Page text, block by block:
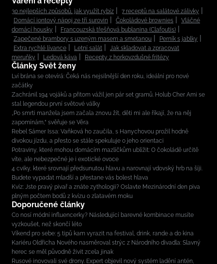
30 nejlepších způsobů, jak využít rybíz
7 receptů na salátové zálivky
Domácí iontový nápoj ze tří surovin
Čokoládové brownies
Vláčné
domácí housky
Francouzská třešňová bublanina (Clafoutis)
Zapečené brambory s uzeným masem a smetanou
Perník s jablky
Extra rychlé lívance
Letní salát
Jak skladovat a zpracovat
meruňky
Ledová káva Recepty z horkovzdušné fritézy
Články Svět ženy
Lví brána se otevírá: Čeká nás nejsilnější den roku, ideální pro nové
začátky
Zachránil 194 vojáků a přitom vážil jen pár set gramů. Holub Cher Ami se
stal legendou první světové války
„Po smrti manžela jsem začala znovu žít, děti mi ale říkají, že na něj
zapomínám,“ svěřuje se Věra
Rebel Sámer Issa: Vaňková ho zaučila, s Hanychovou prožil hodně
divokou jízdu, a přesto se stále spekuluje o jeho orientaci
Potraviny, které mohou domácím mazlíčkům ublížit: O čokoládě určitě
víte, ale nebezpečné je i exotické ovoce
4 cviky, které srovnají předsunutou hlavu a narovnají vdovský hrb na šíji.
Budete vypadat mladší a přestane vás bolest hlava
Kvíz: Jste pravý pivař a znáte zythologii? Oslavte Mezinárodní den piva
plným počtem bodů z kvízu o zlatavém moku
Doporučené články
Co nosí módní influencerky? Následující barevné kombinace musíte
vyzkoušet, než skončí léto
Víkend pro sebe: 5 tipů kam vyrazit na festival, drink, rande a do kina
Kariéru Oldřicha Nového nasměroval strýc z Národního divadla: Slavný
herec se měl původně živit zcela jinak
Rusové inovovali své drony. Expert objevil nový systém ladění antén,